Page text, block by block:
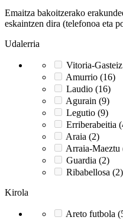
Emaitza bakoitzerako
eskaintzen dira (telefonoa eta
Udalerria
Vitoria-
Amurrio (16)
Laudio (16)
Agurain (9)
Legutio (9)
Erriberabeitia
Araia (2)
Arraia-Maeztu
Guardia (2)
Ribabellosa (2)
Kirola
Areto futbola